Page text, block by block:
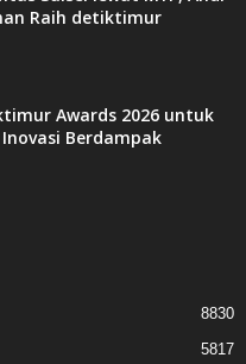
Raih detiktimur
Awards 2026 untuk
Berdampak
8830
5817